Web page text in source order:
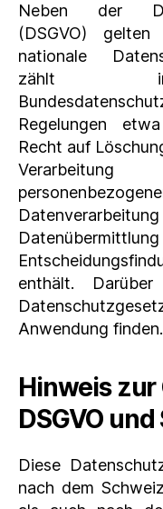
Neben der
(DSGVO)
nationale
zählt
Regelungen
Recht auf
Verarbeitung
enthält.
Anwendung finden.
Hinweis zur
DSGVO
Diese
nach dem